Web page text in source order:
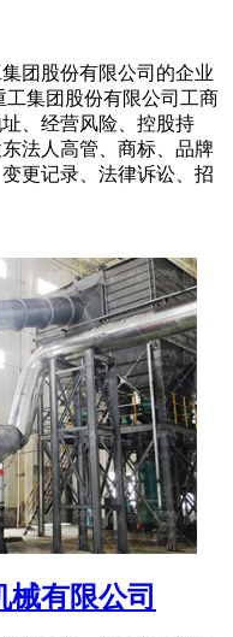
团股份有限公司的企业
集团股份有限公司工商
、经营风险、控股持
法人高管、商标、品牌
更记录、法律诉讼、招
有限公司